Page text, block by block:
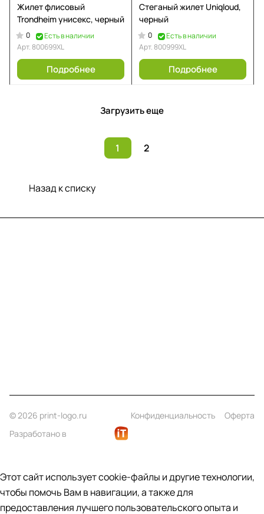
Жилет флисовый
Trondheim унисекс, черный
0
Есть в наличии
Арт.800699XL
Подробнее
Стеганый жилет Uniqloud,
черный
0
Есть в наличии
Арт.800999XL
Подробнее
Загрузить еще
1 2
Назад к списку
© 2026 print-logo.ru Конфиденциальность
Оферта
Разработано в
Этот сайт использует cookie-файлы и другие технологии,
чтобы помочь Вам в навигации, а также для
предоставления лучшего пользовательского опыта и